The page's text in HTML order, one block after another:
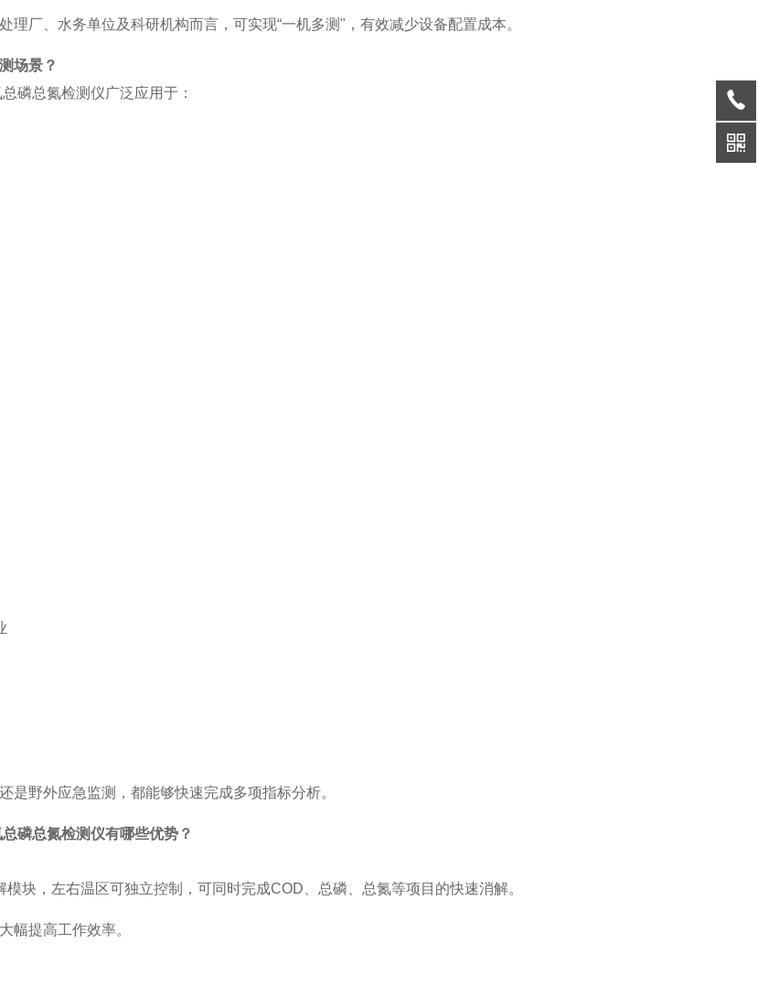
理厂、水务单位及科研机构而言，可实现“一机多测"，有效减少设备配置成本。
场景？
磷总氮检测仪广泛应用于：
是野外应急监测，都能够快速完成多项指标分析。
磷总氮检测仪有哪些优势？
模块，左右温区可独立控制，可同时完成COD、总磷、总氮等项目的快速消解。
幅提高工作效率。